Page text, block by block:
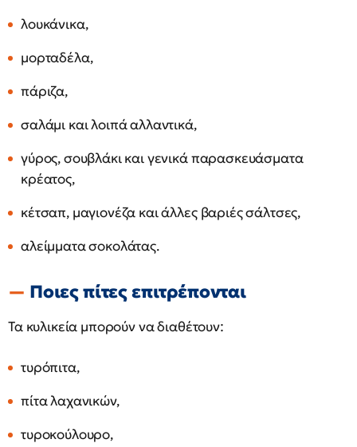
λουκάνικα,
μορταδέλα,
πάριζα,
σαλάμι και λοιπά αλλαντικά,
γύρος, σουβλάκι και γενικά παρασκευάσματα
κρέατος,
κέτσαπ, μαγιονέζα και άλλες βαριές σάλτσες,
αλείμματα σοκολάτας.
Ποιες πίτες επιτρέπονται
Τα κυλικεία μπορούν να διαθέτουν:
τυρόπιτα,
πίτα λαχανικών,
τυροκούλουρο,